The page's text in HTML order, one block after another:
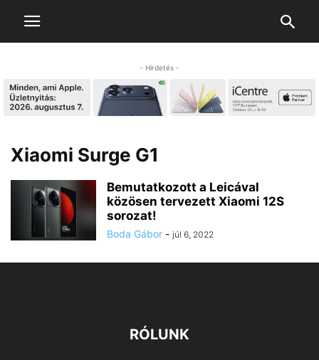
- Hirdetés -
Xiaomi Surge G1
Bemutatkozott a Leicával
közösen tervezett Xiaomi 12S
sorozat!
Boda Gábor - júl 6, 2022
RÓLUNK